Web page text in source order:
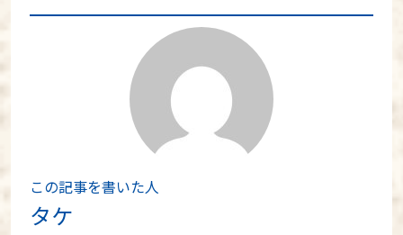
この記事を書いた人
タケ